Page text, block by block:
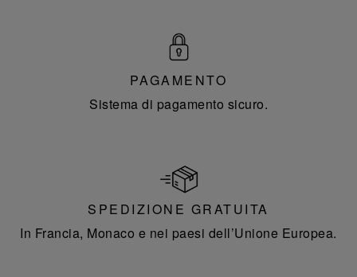
PAGAMENTO
Sistema di pagamento sicuro.
SPEDIZIONE GRATUITA
In Francia, Monaco e nei paesi dell’Unione Europea.